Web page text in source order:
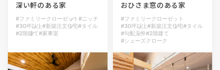
深い軒のある家
ファミリークローゼット
ニッチ
30坪以上
新築注文住宅
タイル
2階建て 家事室
おひさま窓のある家
ファミリークローゼット
30坪以上 新築注文住宅 タイル
勾配天井 2階建て
シューズクローク